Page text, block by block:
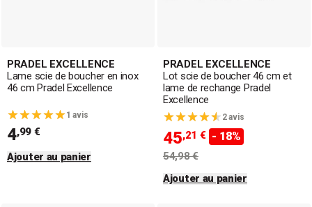
PRADEL EXCELLENCE
Lame scie de boucher en inox
46 cm Pradel Excellence
1 avis
4,99 €
Ajouter au panier
PRADEL EXCELLENCE
Lot scie de boucher 46 cm et
lame de rechange Pradel
Excellence
2 avis
45,21 € - 18%
54,98 €
Ajouter au panier